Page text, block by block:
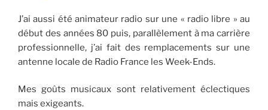
J’ai aussi été animateur radio sur une « radio libre » au
début des années 80 puis, parallèlement à ma carrière
professionnelle, j’ai fait des remplacements sur une
antenne locale de Radio France les Week-Ends.
Mes goûts musicaux sont relativement éclectiques
mais exigeants.